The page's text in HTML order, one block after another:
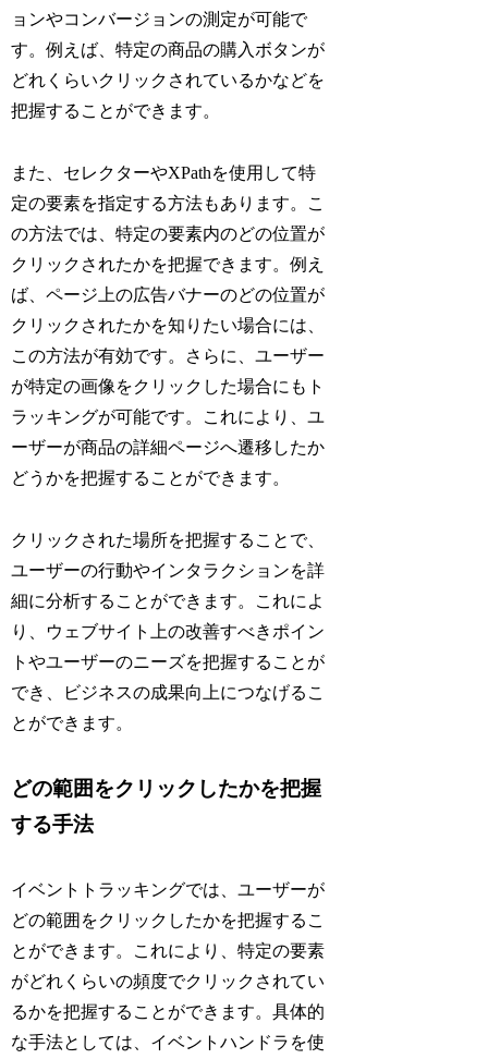
ョンやコンバージョンの測定が可能で
す。例えば、特定の商品の購入ボタンが
どれくらいクリックされているかなどを
把握することができます。
また、セレクターやXPathを使用して特
定の要素を指定する方法もあります。こ
の方法では、特定の要素内のどの位置が
クリックされたかを把握できます。例え
ば、ページ上の広告バナーのどの位置が
クリックされたかを知りたい場合には、
この方法が有効です。さらに、ユーザー
が特定の画像をクリックした場合にもト
ラッキングが可能です。これにより、ユ
ーザーが商品の詳細ページへ遷移したか
どうかを把握することができます。
クリックされた場所を把握することで、
ユーザーの行動やインタラクションを詳
細に分析することができます。これによ
り、ウェブサイト上の改善すべきポイン
トやユーザーのニーズを把握することが
でき、ビジネスの成果向上につなげるこ
とができます。
どの範囲をクリックしたかを把握
する手法
イベントトラッキングでは、ユーザーが
どの範囲をクリックしたかを把握するこ
とができます。これにより、特定の要素
がどれくらいの頻度でクリックされてい
るかを把握することができます。具体的
な手法としては、イベントハンドラを使